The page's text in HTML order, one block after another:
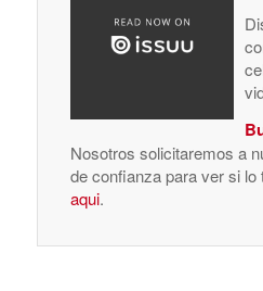
Nosotros solicitaremos a
de confianza para ver si lo
aqui.